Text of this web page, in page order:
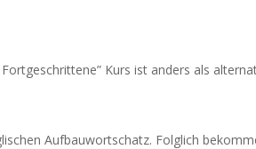
Kurs ist anders als
Aufbauwortschatz. Folglich